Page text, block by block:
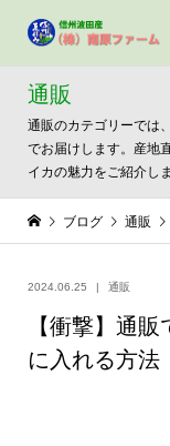
通販
通販のカテゴリーでは
でお届けします。産地
イカの魅力をご紹介しま
ブログ 通販
2024.06.25 通販
【衝撃】通
に入れる方法